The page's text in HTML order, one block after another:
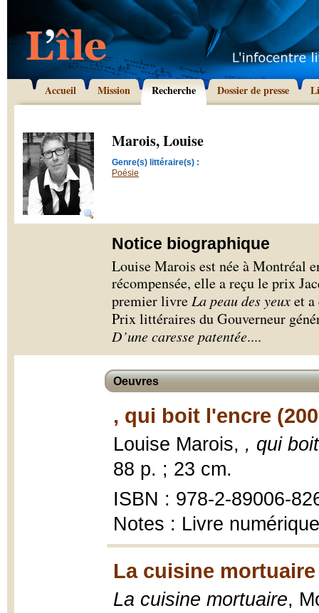
Accueil Mission Recherche Dossier de presse
Marois, Louise
Genre(s) littéraire(s) :
Poésie
Notice biographique
Louise Marois est née à Montréal
récompensée, elle a reçu le prix
premier livre La peau des yeuxet
Prix littéraires du Gouverneur
D’une caresse patentée....
Oeuvres
, qui boit l'encre
Louise Marois, , qui
88 p. ; 23 cm.
ISBN : 978-2-89006-
Notes : Livre
La cuisine mortuaire
La cuisine mortuaire,